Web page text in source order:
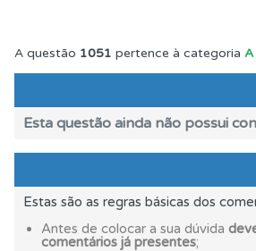
Saiba no seu perfil se já
Questões Pode guardar uma
O teste "Difícil" apresenta-
A questão 1051 pertence à categoria A
Esta questão ainda não possui
Estas são as regras básicas dos
Antes de colocar a sua dúvida
comentários já presentes;